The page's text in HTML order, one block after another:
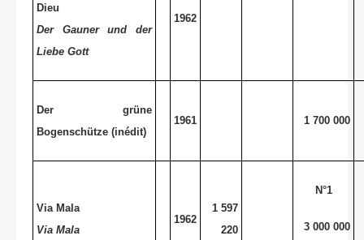
Dieu
Der Gauner und der
Liebe Gott
1962
Der grüne
Bogenschütze (inédit)
1961 1 700 000
Via Mala
Via Mala
1962
1 597
220
N°1
3 000 000